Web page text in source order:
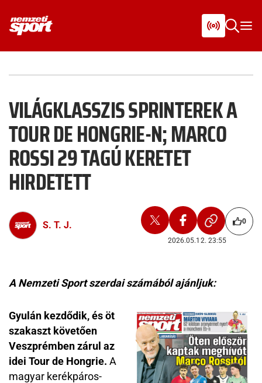
VILÁGKLASSZIS SPRINTEREK A
TOUR DE HONGRIE-N; MARCO
ROSSI 29 TAGÚ KERETET
HIRDETETT
S. T. J. 0
2026.05.12. 23:55
A Nemzeti Sport szerdai számából ajánljuk:
Gyulán kezdődik, és öt
szakaszt követően
Veszprémben zárul az
idei Tour de Hongrie. A
magyar kerékpáros-